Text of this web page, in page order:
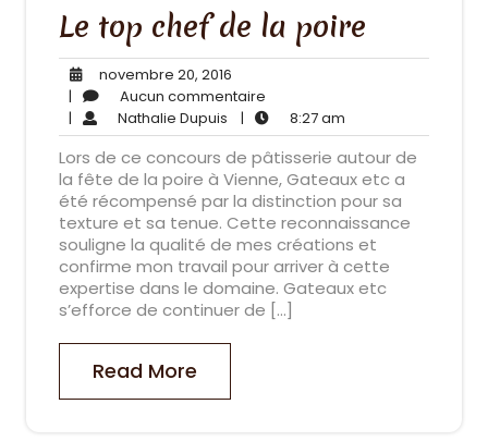
Le top chef de la poire
novembre 20, 2016
20,
2016
| Aucun commentaire
commentaire
| Nathalie Dupuis Nathalie
Dupuis
| 8:27 am
am
Lors de ce concours de pâtisserie autour de
la fête de la poire à Vienne, Gateaux etc a
été récompensé par la distinction pour sa
texture et sa tenue. Cette reconnaissance
souligne la qualité de mes créations et
confirme mon travail pour arriver à cette
expertise dans le domaine. Gateaux etc
s’efforce de continuer de […]
Read More